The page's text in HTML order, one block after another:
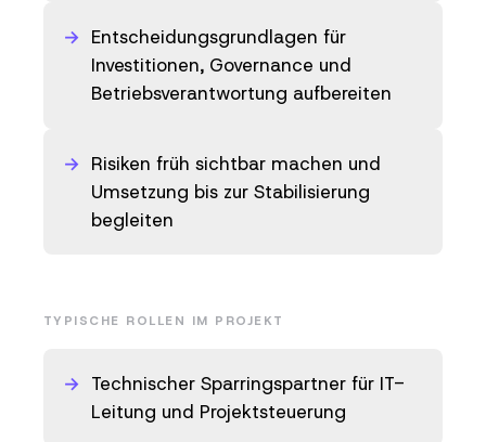
Entscheidungsgrundlagen für
Investitionen, Governance und
Betriebsverantwortung aufbereiten
Risiken früh sichtbar machen und
Umsetzung bis zur Stabilisierung
begleiten
TYPISCHE ROLLEN IM PROJEKT
Technischer Sparringspartner für IT-
Leitung und Projektsteuerung